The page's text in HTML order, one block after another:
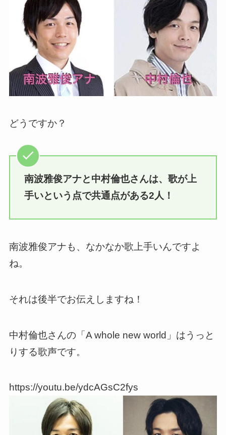
どうですか？
南波雅俊アナと中村倫也さんは、歌が上
手いという点で共通点がある2人！
南波雅俊アナも、なかなか歌上手いんですよ
ね。
それは後半でお伝えしますね！
中村倫也さんの「A whole new world」はうっと
りする歌声です。
https://youtu.be/ydcAGsC2fys